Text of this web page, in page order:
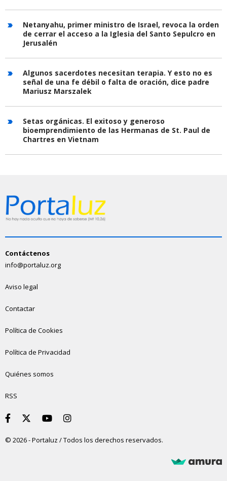
Netanyahu, primer ministro de Israel, revoca la orden
de cerrar el acceso a la Iglesia del Santo Sepulcro en
Jerusalén
Algunos sacerdotes necesitan terapia. Y esto no es
señal de una fe débil o falta de oración, dice padre
Mariusz Marszalek
Setas orgánicas. El exitoso y generoso
bioemprendimiento de las Hermanas de St. Paul de
Chartres en Vietnam
Contáctenos
info@portaluz.org
Aviso legal
Contactar
Política de Cookies
Política de Privacidad
Quiénes somos
RSS
© 2026 - Portaluz / Todos los derechos reservados.